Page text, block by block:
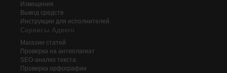
Извещения
Вывод средств
Инструкции для исполнителей
Сервисы Адвего
Магазин статей
Проверка на антиплагиат
SEO-анализ текста
Проверка орфографии